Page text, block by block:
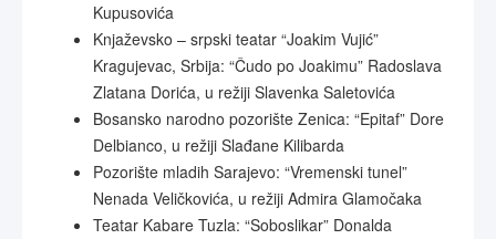
Kupusovića
Knjaževsko – srpski teatar “Joakim Vujić”
Kragujevac, Srbija: “Čudo po Joakimu” Radoslava
Zlatana Dorića, u režiji Slavenka Saletovića
Bosansko narodno pozorište Zenica: “Epitaf” Dore
Delbianco, u režiji Slađane Kilibarda
Pozorište mladih Sarajevo: “Vremenski tunel”
Nenada Veličkovića, u režiji Admira Glamočaka
Teatar Kabare Tuzla: “Soboslikar” Donalda